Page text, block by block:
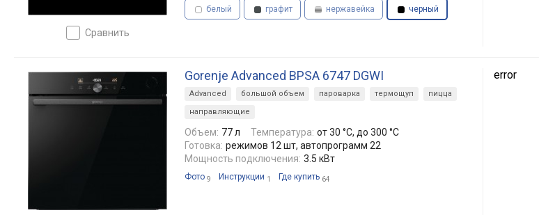
сравнить
белый графит нержавейка черный
Gorenje Advanced BPSA 6747 DGWI
Advanced большой объем пароварка термощуп
пицца
направляющие
Объем: 77 л Температура: от 30 °C, до 300 °C
Готовка: режимов 12 шт, автопрограмм 22
Мощность подключения: 3.5 кВт
Фото 9 Инструкции 1 Где купить 64
error